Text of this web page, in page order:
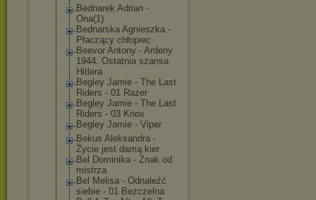
Bednarek Adrian -
Ona(1)
Bednarska Agnieszka -
Płaczący chłopiec
Beevor Antony - Ardeny
1944. Ostatnia szansa
Hitlera
Begley Jamie - The Last
Riders - 01 Razer
Begley Jamie - The Last
Riders - 03 Knox
Begley Jamie - Viper
Bekus Aleksandra -
Życie jest damą kier
Bel Dominika - Znak od
mistrza
Bel Melisa - Odnaleźć
siebie - 01 Bezczelna